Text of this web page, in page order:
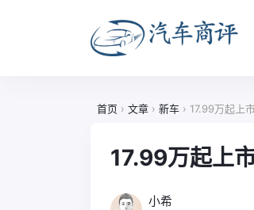
首页 › 文章 › 新车 › 17.99万起上
17.99万起上
小希